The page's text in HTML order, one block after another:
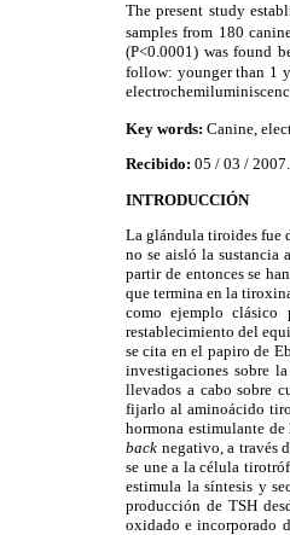
The present study
samples from 180
(P<0.0001) was found
follow: younger than 1
Key words: Canine,
Recibido: 05 / 03 / 2007.
INTRODUCCIÓN
La glándula tiroides fue
no se aisló la
partir de entonces se
que termina en la
como ejemplo clásico
restablecimiento del
se cita en el papiro de
investigaciones sobre
llevados a cabo sobre
fijarlo al aminoácido
hormona estimulante
back negativo, a través
se une a la célula
estimula la síntesis y
producción de TSH
oxidado e incorporado